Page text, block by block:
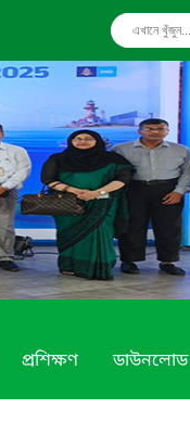
প্রশিক্ষণ ডাউনলোড